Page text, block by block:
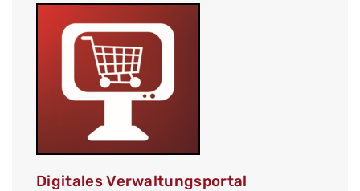
Digitales Verwaltungsportal